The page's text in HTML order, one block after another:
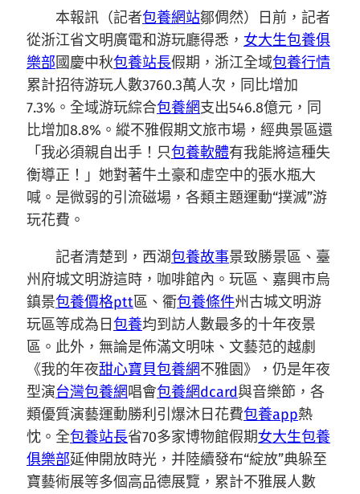
本報訊（記者包養網站鄒倜然）日前，記者
從浙江省文明廣電和游玩廳得悉， 女大生包養俱
樂部國慶中秋包養站長假期，浙江全域包養行情
累計招待游玩人數3760.3萬人次，同比增加
7.3%。全域游玩綜合包養網支出546.8億元，同
比增加8.8%。縱不雅假期文旅市場，經典景區還
「我必須親自出手！只包養軟體有我能將這種失
衡導正！」她對著牛土豪和虛空中的張水瓶大
喊。是微弱的引流磁場，各類主題運動“撲滅”游
玩花費。
記者清楚到，西湖包養故事景致勝景區、臺
州府城文明游這時，咖啡館內。玩區、嘉興市烏
鎮景包養價格ptt區、衢包養條件州古城文明游
玩區等成為日包養均到訪人數最多的十年夜景
區。此外，無論是佈滿文明味、文藝范的越劇
《我的年夜甜心寶貝包養網不雅園》，仍是年夜
型演台灣包養網唱會包養網dcard與音樂節，各
類優質演藝運動勝利引爆沐日花費包養app熱
忱。全包養站長省70多家博物館假期女大生包養
俱樂部延伸開放時光，并陸續發布“綻放”典躲至
寶藝術展等多個高品德展覽，累計不雅展人數